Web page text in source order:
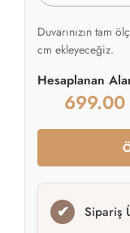
Duvarınızın tam
cm ekleyeceğiz.
Hesaplanan
699.00
✔ Sipariş